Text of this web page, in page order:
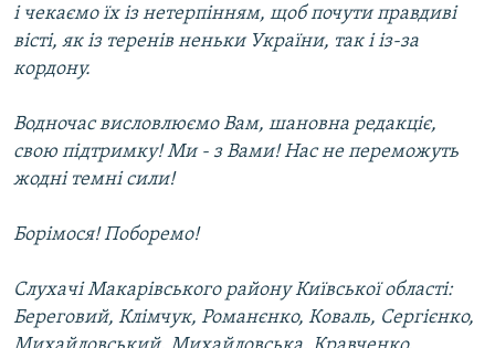
і чекаємо їх із нетерпінням, щоб почути правдиві
вісті, як із теренів неньки України, так і із-за
кордону.
Водночас висловлюємо Вам, шановна редакціє,
свою підтримку! Ми - з Вами! Нас не переможуть
жодні темні сили!
Борімося! Поборемо!
Слухачі Макарівського району Київської області:
Береговий, Клімчук, Романєнко, Коваль, Сергієнко,